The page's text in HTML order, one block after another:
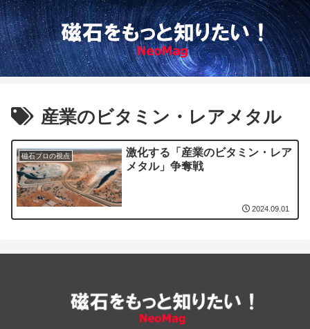
産業のビタミン・レアメタル
磁石プロの視点
激化する「産業のビタミン・レア
メタル」争奪戦
2024.09.01